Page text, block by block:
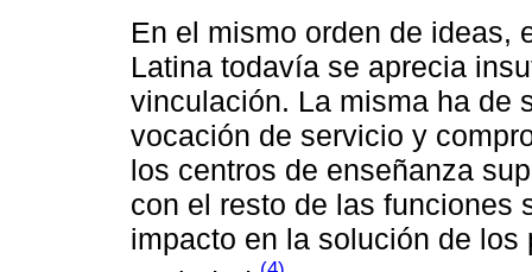
En el mismo orden de ideas,
Latina todavía se aprecia
vinculación. La misma ha de
vocación de servicio y
los centros de enseñanza
con el resto de las funciones
impacto en la solución de